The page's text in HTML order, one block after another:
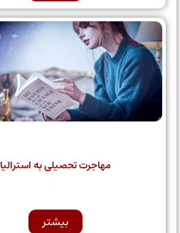
مهاجرت تحصیلی به استرالیا
بیشتر